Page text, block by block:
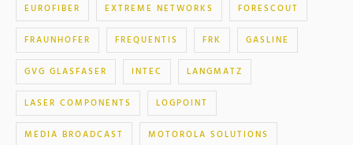
EUROFIBER EXTREME NETWORKS FORESCOUT
FRAUNHOFER FREQUENTIS FRK GASLINE
GVG GLASFASER INTEC LANGMATZ
LASER COMPONENTS LOGPOINT
MEDIA BROADCAST MOTOROLA SOLUTIONS